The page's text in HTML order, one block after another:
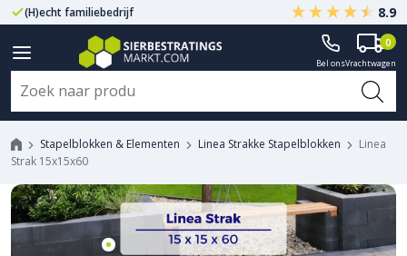
(H)echt familiebedrijf Gegarandeerd A-kwaliteit
8.9
Bel onsVrachtwagen
0
Stapelblokken & Elementen Linea Strakke Stapelblokken
Linea
Strak 15x15x60